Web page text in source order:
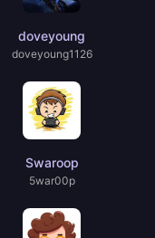
doveyoung
doveyoung1126
Swaroop
5war00p